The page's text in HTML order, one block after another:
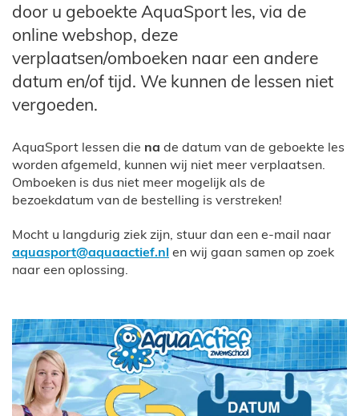
door u geboekte AquaSport les, via de
online webshop, deze
verplaatsen/omboeken naar een andere
datum en/of tijd. We kunnen de lessen niet
vergoeden.
AquaSport lessen die na de datum van de geboekte les
worden afgemeld, kunnen wij niet meer verplaatsen.
Omboeken is dus niet meer mogelijk als de
bezoekdatum van de bestelling is verstreken!
Mocht u langdurig ziek zijn, stuur dan een e-mail naar
aquasport@aquaactief.nl en wij gaan samen op zoek
naar een oplossing.